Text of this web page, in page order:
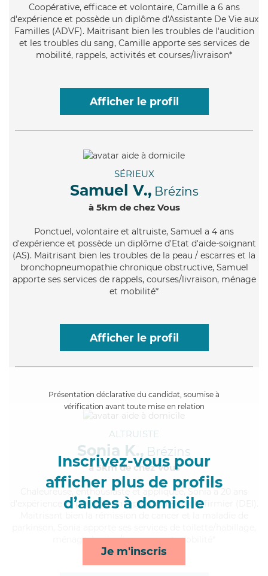
Coopérative, efficace et volontaire, Camille a 6 ans
d'expérience et possède un diplôme d'Assistante De Vie aux
Familles (ADVF). Maitrisant bien les troubles de l'audition
et les troubles du sang, Camille apporte ses services de
mobilité, rappels, activités et courses/livraison*
Afficher le profil
SÉRIEUX
Samuel V., Brézins
à 5km de chez Vous
Ponctuel, volontaire et altruiste, Samuel a 4 ans
d'expérience et possède un diplôme d'Etat d'aide-soignant
(AS). Maitrisant bien les troubles de la peau / escarres et la
bronchopneumopathie chronique obstructive, Samuel
apporte ses services de rappels, courses/livraison, ménage
et mobilité*
Afficher le profil
Présentation déclarative du candidat, soumise à
vérification avant toute mise en relation
Inscrivez-vous pour
afficher plus de profils
d’aides à domicile
Je m'inscris
ALTRUISTE
Sonia K., Brézins
à 5km de chez Vous
, enthousiaste et appliquée, Sonia a 20 ans
d'expérience et possède un diplôme d'Etat d'infirmier (DEI).
ménage, lessive/repassage et mobilité*